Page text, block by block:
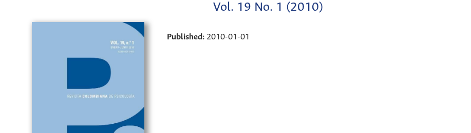
Vol. 19 No. 1 (2010)
Published: 2010-01-01